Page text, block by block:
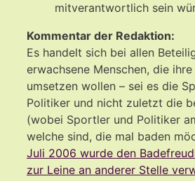
mitverantwortlich sein
Kommentar der Redaktion:
Es handelt sich bei allen
erwachsene Menschen, die ihre
umsetzen wollen – sei es die
Politiker und nicht zuletzt die
(wobei Sportler und Politiker
welche sind, die mal baden
Juli 2006 wurde den
zur Leine an anderer Stelle